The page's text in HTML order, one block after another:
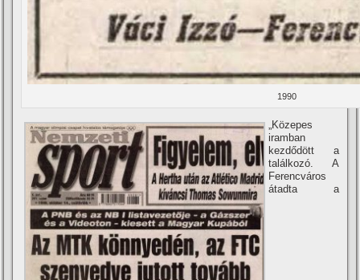
1990
„Közepes
iramban
kezdődött a
találkozó. A
Ferencváros
átadta a